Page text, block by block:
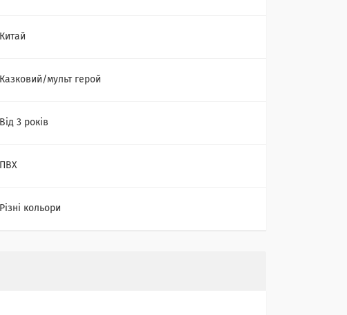
Китай
Казковий/мульт герой
Від 3 років
ПВХ
Різні кольори